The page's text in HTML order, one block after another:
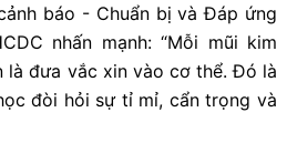
báo - Chuẩn bị và Đáp ứng
nhấn mạnh: “Mỗi mũi kim
là đưa vắc xin vào cơ thể. Đó là
đòi hỏi sự tỉ mỉ, cẩn trọng và